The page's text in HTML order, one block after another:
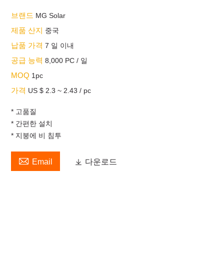
브랜드 MG Solar
제품 산지 중국
납품 가격7 일 이내
공급 능력8,000 PC / 일
MOQ 1pc
가격 US $ 2.3 ~ 2.43 / pc
* 고품질
* 간편한 설치
* 지붕에 비 침투
 Email  다운로드